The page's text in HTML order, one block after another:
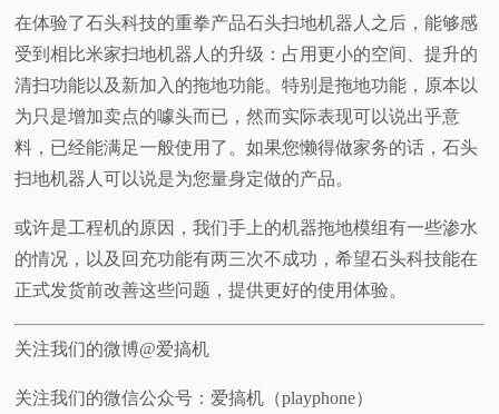
在体验了石头科技的重拳产品石头扫地机器人之后，能够感
受到相比米家扫地机器人的升级：占用更小的空间、提升的
清扫功能以及新加入的拖地功能。特别是拖地功能，原本以
为只是增加卖点的噱头而已，然而实际表现可以说出乎意
料，已经能满足一般使用了。如果您懒得做家务的话，石头
扫地机器人可以说是为您量身定做的产品。
或许是工程机的原因，我们手上的机器拖地模组有一些渗水
的情况，以及回充功能有两三次不成功，希望石头科技能在
正式发货前改善这些问题，提供更好的使用体验。
关注我们的微博@爱搞机
关注我们的微信公众号：爱搞机（playphone）